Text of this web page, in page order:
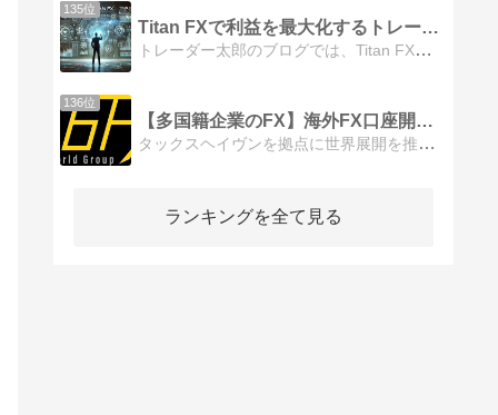
135位
Titan FXで利益を最大化するトレードの秘訣
トレーダー太郎のブログでは、Titan FXについての情報やトレードテクニック、市場の分析など、トレーダー必見のコンテンツを提供しています。さまざまなテーマを取り扱いながらも、読者にはわかりやすく、実践的な情報をお届けします。
136位
【多国籍企業のFX】海外FX口座開設・仮想通貨・CFD
タックスヘイヴンを拠点に世界展開を推進している。各、証券会社(多国籍企業)の情報発信
ランキングを全て見る